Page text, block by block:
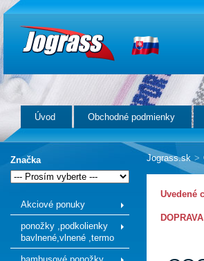
Úvod Obchodné podmienky
Značka
Akciové ponuky
ponožky ,podkolienky
bavlnené,vlnené ,termo
Jograss.sk >
Uvedené